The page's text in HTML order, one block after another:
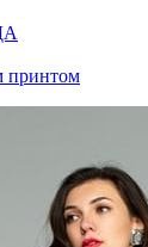
принтом